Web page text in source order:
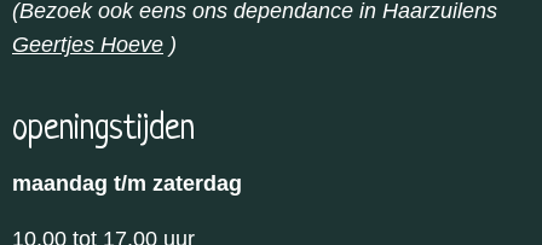
(Bezoek ook eens ons dependance in Haarzuilens
Geertjes Hoeve )
openingstijden
maandag t/m zaterdag
10.00 tot 17.00 uur